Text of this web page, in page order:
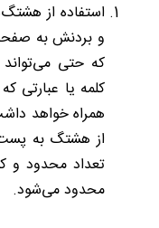
استفاده از
و بردنش به
که حتی
کلمه یا عبارتی
همراه خواهد
از هشتگ به
تعداد محدود و
محدود می‌شود.